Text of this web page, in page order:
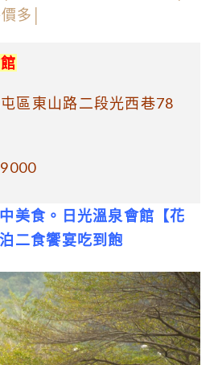
多│
區東山路二段光西巷78
美食。日光溫泉會館【花
二食饗宴吃到飽